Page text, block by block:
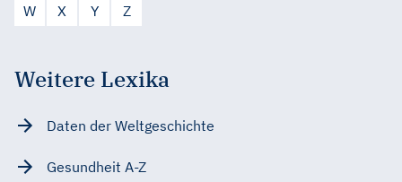
W
X Y Z
Weitere Lexika
Daten der Weltgeschichte
Gesundheit A-Z